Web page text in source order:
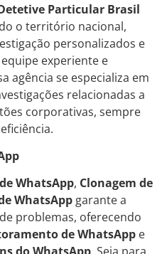
Particular Brasil
o território nacional,
personalizados e
experiente e
agência se especializa em
relacionadas a
corporativas, sempre
WhatsApp, Clonagem de
WhatsAppgarante a
problemas, oferecendo
de WhatsApp e